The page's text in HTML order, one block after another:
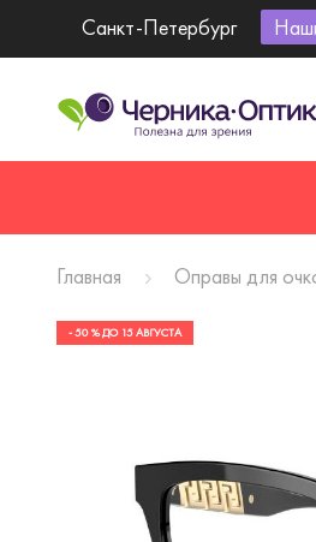
Санкт-Петербург
Главная Оправы для
- 50 % ДО 15 АВГУСТА